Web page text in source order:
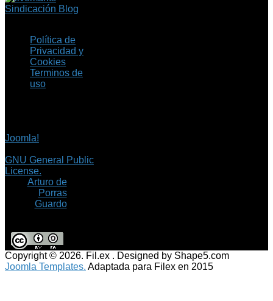
Sindicación Blog
Política de
Privacidad y
Cookies
Terminos de
uso
Joomla!
GNU General Public
License.
Arturo de
Porras
Guardo
Copyright © 2026. Fil.ex . Designed by Shape5.com
Joomla Templates. Adaptada para Filex en 2015